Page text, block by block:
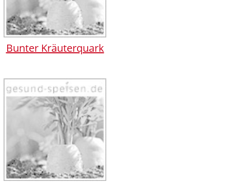
Bunter Kräuterquark